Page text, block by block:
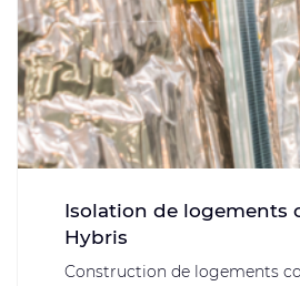
Isolation de logements
Hybris
Construction de logements